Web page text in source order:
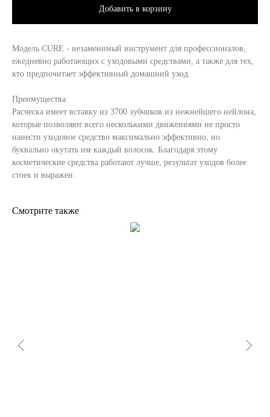
Добавить в корзину
Модель CURE - незаменимый инструмент для профессионалов,
ежедневно работающих с уходовыми средствами, а также для тех,
кто предпочитает эффективный домашний уход.
Преимущества:
Расческа имеет вставку из 3700 зубчиков из нежнейшего нейлона,
которые позволяют всего несколькими движениями не просто
нанести уходовое средство максимально эффективно, но
буквально окутать им каждый волосок. Благодаря этому
косметические средства работают лучше, результат уходов более
стоек и выражен.
Смотрите также